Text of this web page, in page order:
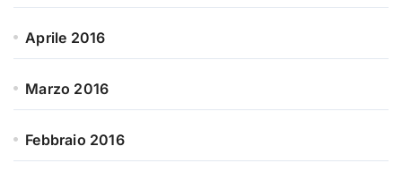
Aprile 2016
Marzo 2016
Febbraio 2016